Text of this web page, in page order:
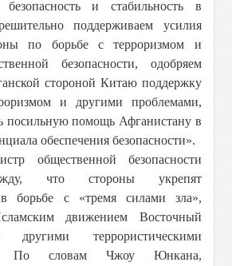
безопасность и стабильность в
поддерживаем усилия
по борьбе с терроризмом и
безопасности, одобряем
стороной Китаю поддержку
и другими проблемами,
посильную помощь Афганистану в
обеспечения безопасности».
общественной безопасности
что стороны укрепят
в борьбе с «тремя силами зла»,
движением Восточный
террористическими
По словам Чжоу Юнкана,